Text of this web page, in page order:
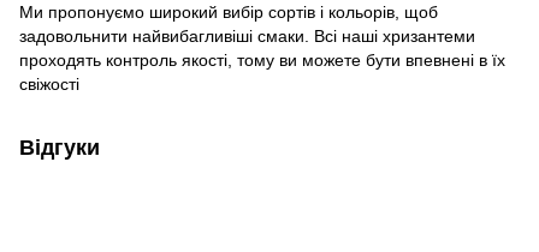
Ми пропонуємо широкий вибір сортів і кольорів, щоб
задовольнити найвибагливіші смаки. Всі наші хризантеми
проходять контроль якості, тому ви можете бути впевнені в їх
свіжості
Відгуки